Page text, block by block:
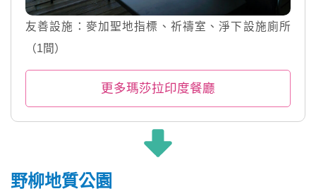
友善設施：麥加聖地指標、祈禱室、淨下設施廁所
（1間）
更多瑪莎拉印度餐廳
野柳地質公園